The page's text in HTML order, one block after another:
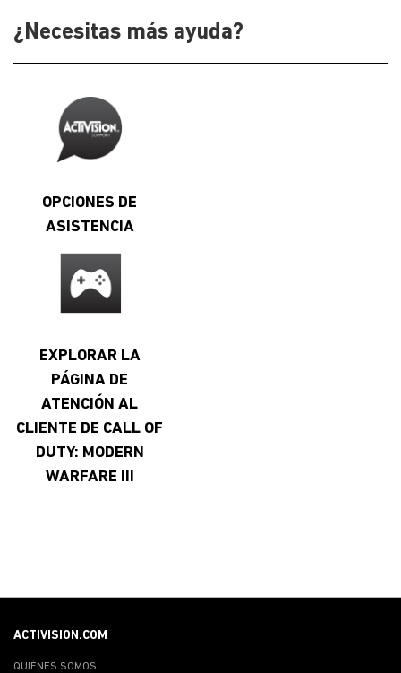
¿Necesitas más ayuda?
OPCIONES DE
ASISTENCIA
EXPLORAR LA
PÁGINA DE
ATENCIÓN AL
CLIENTE DE CALL OF
DUTY: MODERN
WARFARE III
ACTIVISION.COM
QUIÉNES SOMOS